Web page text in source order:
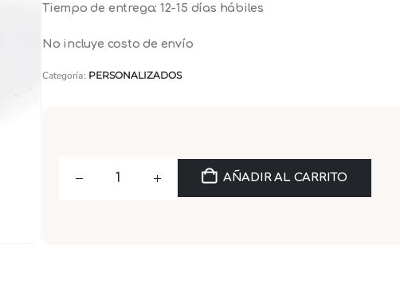
Tiempo de entrega: 12-15 días hábiles
No incluye costo de envío
Categoría: PERSONALIZADOS
AÑADIR AL CARRITO